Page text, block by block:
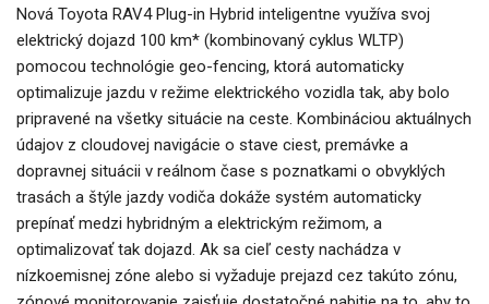
Nová Toyota RAV4 Plug-in Hybrid inteligentne využíva svoj
elektrický dojazd 100 km* (kombinovaný cyklus WLTP)
pomocou technológie geo-fencing, ktorá automaticky
optimalizuje jazdu v režime elektrického vozidla tak, aby bolo
pripravené na všetky situácie na ceste. Kombináciou aktuálnych
údajov z cloudovej navigácie o stave ciest, premávke a
dopravnej situácii v reálnom čase s poznatkami o obvyklých
trasách a štýle jazdy vodiča dokáže systém automaticky
prepínať medzi hybridným a elektrickým režimom, a
optimalizovať tak dojazd. Ak sa cieľ cesty nachádza v
nízkoemisnej zóne alebo si vyžaduje prejazd cez takúto zónu,